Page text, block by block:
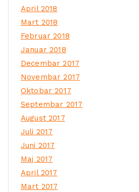
April 2018
Mart 2018
Februar 2018
Januar 2018
Decembar 2017
Novembar 2017
Oktobar 2017
Septembar 2017
August 2017
Juli 2017
Juni 2017
Maj 2017
April 2017
Mart 2017